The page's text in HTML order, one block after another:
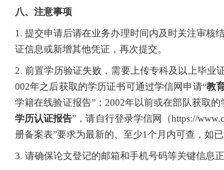
八、注意事项
1.提交申请后请在业务办理时间内及时关注审核
证信息或新增其他凭证，再次提交。
2.前置学历验证失败，需要上传专科及以上毕业
002年之后获取的学历证书可通过学信网申请“教
学籍在线验证报告”；2002年以前或在部队获取
学历认证报告”，请自行登录学信网（https://
册备案表”要求为最新的、至少1个月内可查，如
3. 请确保论文登记的邮箱和手机号码等关键信息